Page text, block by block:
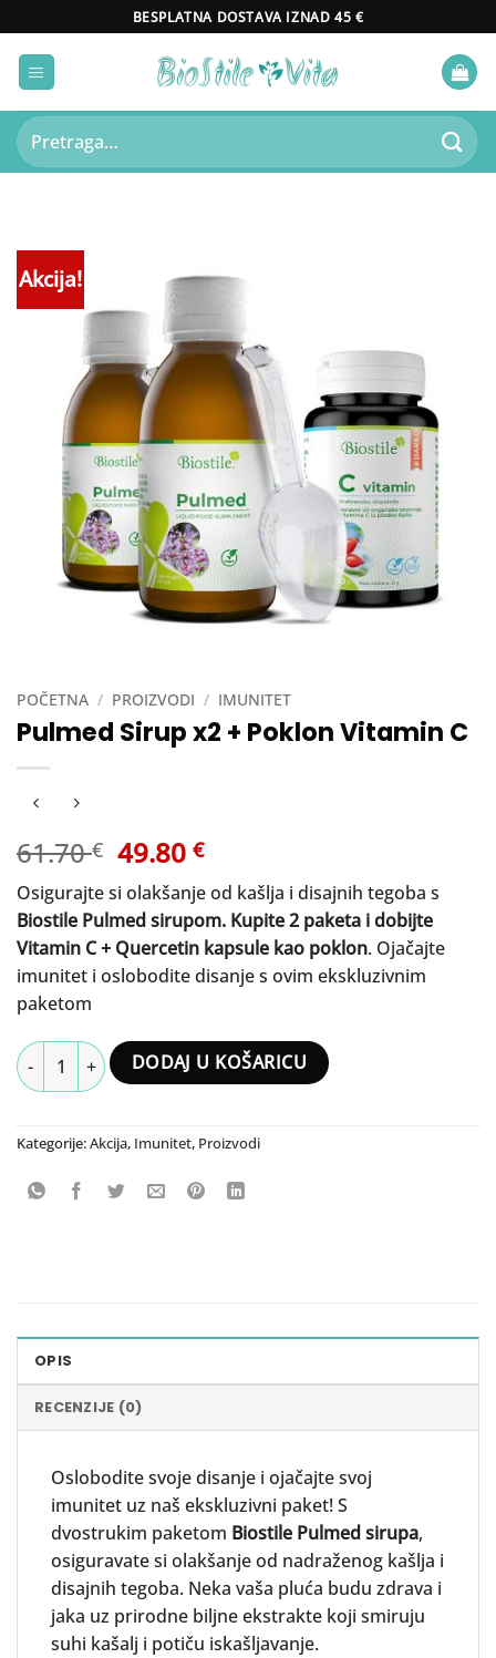
to
content
BESPLATNA DOSTAVA IZNAD 45 €
Pretraži:
Akcija!
POČETNA / PROIZVODI / IMUNITET
Pulmed Sirup x2 + Poklon Vitamin C
61.70€ Izvorna
cijena
bila
je:
61.70 €.
49.80€Trenutna
cijena
je:
49.80 €.
Osigurajte si olakšanje od kašlja i disajnih tegoba s
Biostile Pulmed sirupom. Kupite 2 paketa i dobijte
Vitamin C + Quercetin kapsule kao poklon. Ojačajte
imunitet i oslobodite disanje s ovim ekskluzivnim
paketom
Pulmed Sirup x2 + Poklon Vitamin C količina
DODAJ U KOŠARICU
Kategorije:Akcija, Imunitet, Proizvodi
OPIS
RECENZIJE (0)
Oslobodite svoje disanje i ojačajte svoj
imunitet uz naš ekskluzivni paket! S
dvostrukim paketom Biostile Pulmed sirupa,
osiguravate si olakšanje od nadraženog kašlja i
disajnih tegoba. Neka vaša pluća budu zdrava i
jaka uz prirodne biljne ekstrakte koji smiruju
suhi kašalj i potiču iskašljavanje.